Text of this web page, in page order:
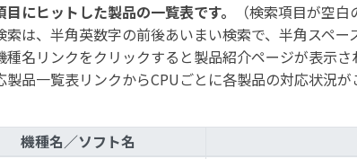
目にヒットした製品の一覧表です。
（検索項目が空
索は、半角英数字の前後あいまい検索で、半角スペー
種名リンクをクリックすると製品紹介ページが表示さ
製品一覧表リンクからCPUごとに各製品の対応状況が
機種名／ソフト名